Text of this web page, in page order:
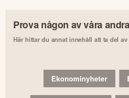
Prova någon av våra
Här hittar du annat innehåll att ta del
Ekonominyheter